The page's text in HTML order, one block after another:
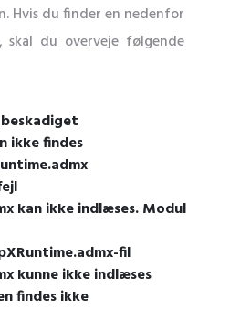
Hvis du finder en nedenfor
skal du overveje følgende
ikke findes
kan ikke indlæses. Modul
fil
kunne ikke indlæses
findes ikke